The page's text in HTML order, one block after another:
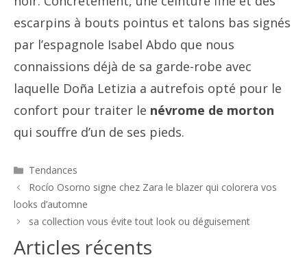
escarpins à bouts pointus et talons bas signés
par l’espagnole Isabel Abdo que nous
connaissions déjà de sa garde-robe avec
laquelle Doña Letizia a autrefois opté pour le
confort pour traiter le névrome de morton
qui souffre d’un de ses pieds.
Catégories
Tendances
Navigation
des
Rocío Osorno signe chez Zara le blazer qui colorera vos
looks d’automne
sa collection vous évite tout look ou déguisement
Articles récents